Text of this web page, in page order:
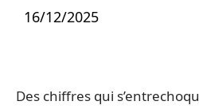
16/12/2025
Des chiffres qui